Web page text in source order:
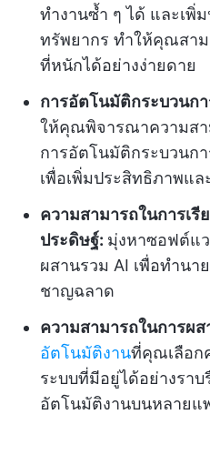
ทำงานซ้ำ ๆ ได้ และเพิ่
ทรัพยากร ทำให้คุณสา
ที่หนักได้อย่างง่ายดาย
การอัตโนมัติกระบวนก
ให้คุณพิจารณาความส
การอัตโนมัติกระบวนก
เพื่อเพิ่มประสิทธิภาพแ
ความสามารถในการเ
ประดิษฐ์: มุ่งหาซอฟต์แ
ผสานรวม AI เพื่อทำน
ชาญฉลาด
ความสามารถในการผส
อัตโนมัติงานที่คุณเลือก
ระบบที่มีอยู่ได้อย่างราบ
อัตโนมัติงานบนหลายแ